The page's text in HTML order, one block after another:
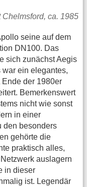
seine auf dem
DN100. Das
sich zunächst Aegis
war ein elegantes,
der 1980er
Bemerkenswert
nicht wie sonst
in einer
den besonders
gehörte die
praktisch alles,
auslagern
in dieser
ist. Legendär